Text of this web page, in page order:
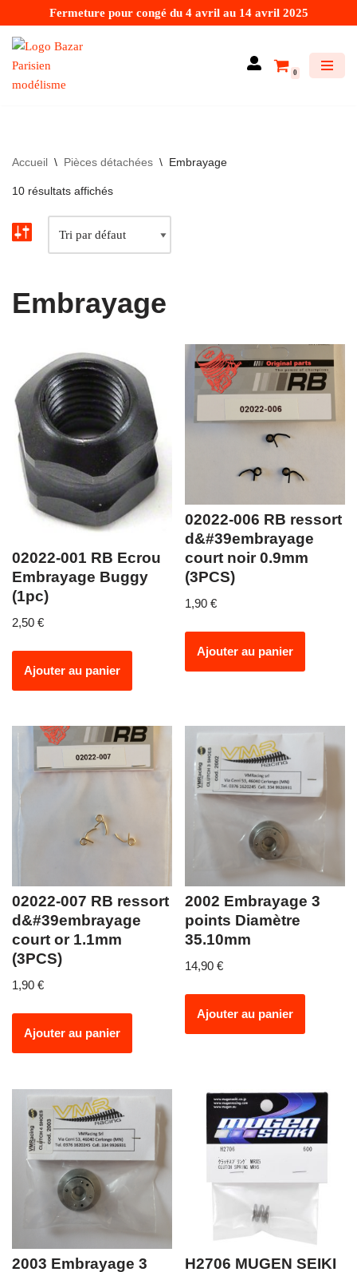
Aller
au
contenu
Fermeture pour congé du 4 avril au 14 avril 2025
0
Accueil \ Pièces détachées \ Embrayage
10 résultats affichés
Embrayage
02022-001 RB Ecrou
Embrayage Buggy
(1pc)
2,50 €
Ajouter au panier
02022-006 RB ressort
d&#39embrayage
court noir 0.9mm
(3PCS)
1,90€
Ajouter au panier
02022-007 RB ressort
d&#39embrayage
court or 1.1mm
(3PCS)
1,90 €
Ajouter au panier
2002 Embrayage 3
points Diamètre
35.10mm
14,90€
Ajouter au panier
2003 Embrayage 3
H2706 MUGEN SEIKI